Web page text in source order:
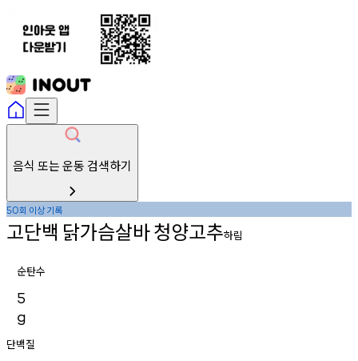
음식 또는 운동 검색하기
50회 이상기록
고단백 닭가슴살바청양고추하림
순탄수
5
g
단백질